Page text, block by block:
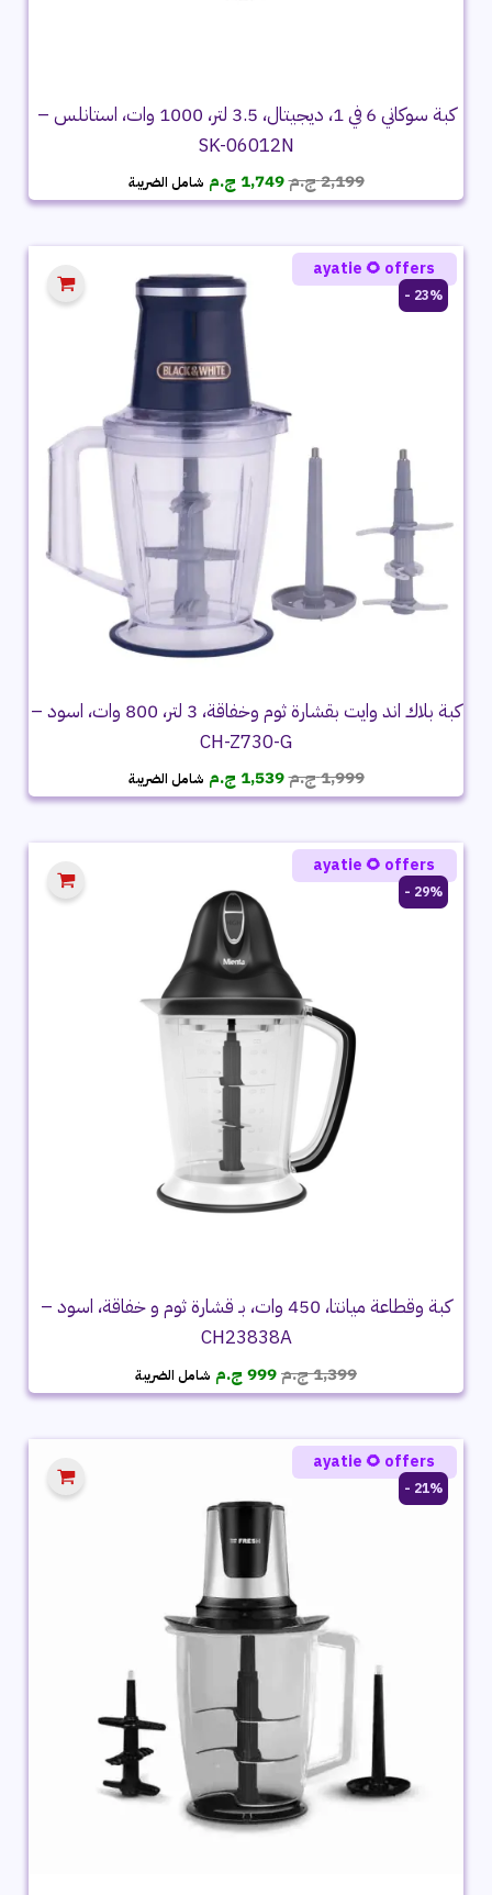
كبة سوكاني 6 في 1، ديجيتال، 3.5 لتر، 1000 وات، استانلس –
SK-06012N
2,199ج.مالسعر
الأصلي
2,199 ج.م.
1,749 ج.م السعر
الحالي
1,749 ج.م.
شامل الضريبة
23% -
كبة بلاك اند وايت بقشارة ثوم وخفاقة، 3 لتر، 800 وات، اسود –
CH-Z730-G
1,999ج.مالسعر
الأصلي
1,999 ج.م.
1,539 ج.م السعر
الحالي
1,539 ج.م.
شامل الضريبة
ayatie 🌻 offers
29% -
كبة وقطاعة ميانتا، 450 وات، بـ قشارة ثوم و خفاقة، اسود –
CH23838A
1,399ج.مالسعر
الأصلي
1,399 ج.م.
999 ج.م السعر
الحالي
999 ج.م.
شامل الضريبة
ayatie 🌻 offers
21% -
ayatie 🌻 offers